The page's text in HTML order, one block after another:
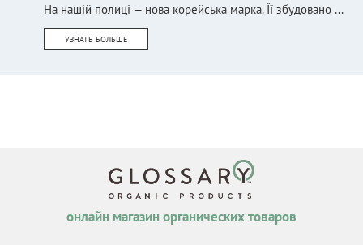
На нашій полиці — нова корейська марка. Її збудовано ...
УЗНАТЬ БОЛЬШЕ
онлайн магазин органических товаров